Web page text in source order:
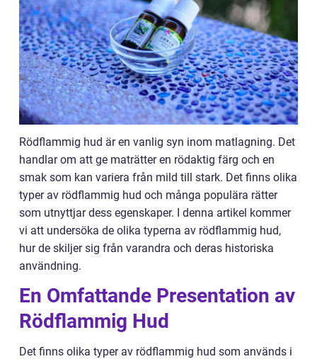
Rödflammig hud är en vanlig syn inom matlagning. Det
handlar om att ge maträtter en rödaktig färg och en
smak som kan variera från mild till stark. Det finns olika
typer av rödflammig hud och många populära rätter
som utnyttjar dess egenskaper. I denna artikel kommer
vi att undersöka de olika typerna av rödflammig hud,
hur de skiljer sig från varandra och deras historiska
användning.
En Omfattande Presentation av
Rödflammig Hud
Det finns olika typer av rödflammig hud som används i